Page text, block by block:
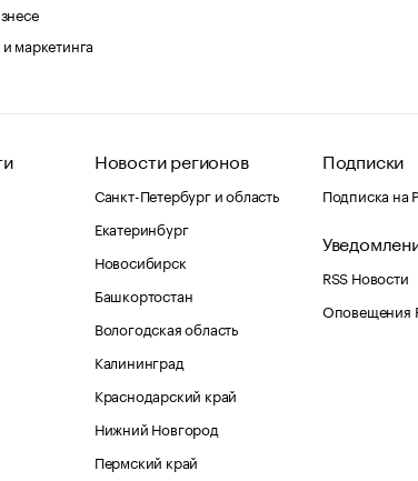
маркетинга
Новости регионов
Санкт-Петербург и область
Екатеринбург
Новосибирск
Башкортостан
Вологодская область
Калининград
Краснодарский край
Нижний Новгород
Пермский край
Подписки
Подписка на
RSS Новости
Оповещения